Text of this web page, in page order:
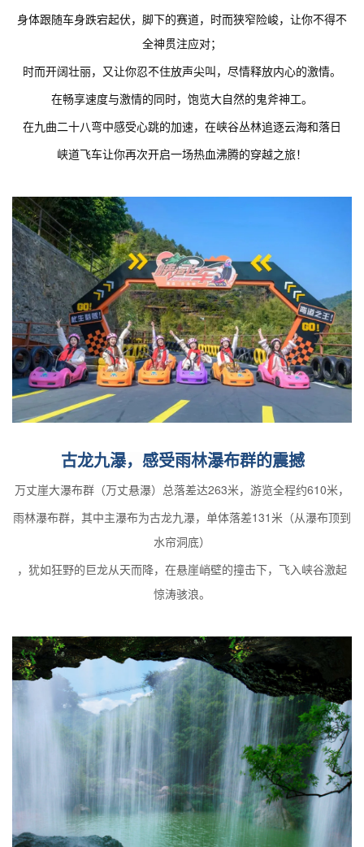
身体跟随车身跌宕起伏，脚下的赛道，时而狭窄险峻，让你不得不
全神贯注应对；
时而开阔壮丽，又让你忍不住放声尖叫，尽情释放内心的激情。
在畅享速度与激情的同时，饱览大自然的鬼斧神工。
在九曲二十八弯中感受心跳的加速，在峡谷丛林追逐云海和落日
峡道飞车让你再次开启一场热血沸腾的穿越之旅！
古龙九瀑，感受雨林瀑布群的震撼
万丈崖大瀑布群（万丈悬瀑）总落差达263米，游览全程约610米，
雨林瀑布群，其中主瀑布为古龙九瀑，单体落差131米（从瀑布顶到
水帘洞底）
，犹如狂野的巨龙从天而降，在悬崖峭壁的撞击下，飞入峡谷激起
惊涛骇浪。